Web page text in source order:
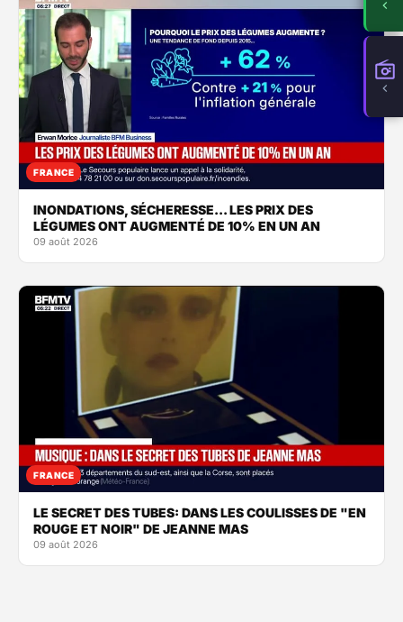
FRANCE
INONDATIONS, SÉCHERESSE... LES PRIX DES
LÉGUMES ONT AUGMENTÉ DE 10% EN UN AN
09 août 2026
FRANCE
LE SECRET DES TUBES: DANS LES COULISSES DE "EN
ROUGE ET NOIR" DE JEANNE MAS
09 août 2026